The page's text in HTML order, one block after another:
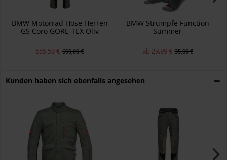
BMW Motorrad Hose Herren
GS Coro GORE-TEX Oliv
655,50 € 690,00 €
BMW Strümpfe Function
Summer
ab 29,99 € 35,00 €
Kunden haben sich ebenfalls angesehen